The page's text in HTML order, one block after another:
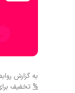
به گزارش
%تخفیف